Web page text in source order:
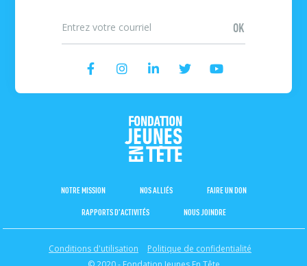
NOTRE MISSION NOS ALLIÉS
FAIRE UN DON
RAPPORTS D’ACTIVITÉS
NOUS JOINDRE
Conditions d'utilisation
Politique de confidentialité